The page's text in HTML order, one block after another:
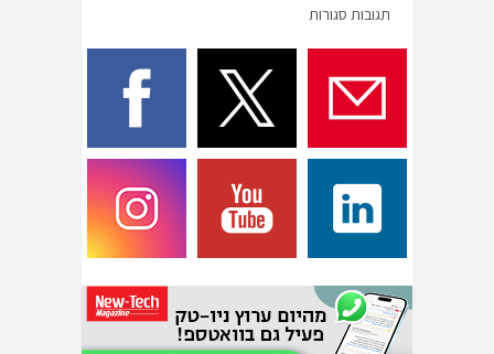
תגובות סגורות